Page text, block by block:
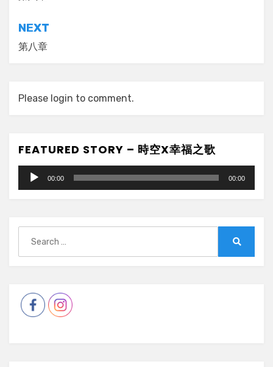
NEXT
第八章
Please login to comment.
FEATURED STORY – 時空X幸福之歌
Audio
Player
00:00 00:00
for: